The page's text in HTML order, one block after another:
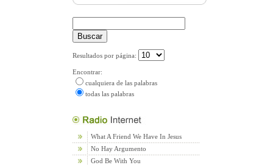
Resultados por página:
Encontrar:
cualquiera de las palabras
todas las palabras
What A Friend We Have In Jesus
No Hay Argumento
God Be With You